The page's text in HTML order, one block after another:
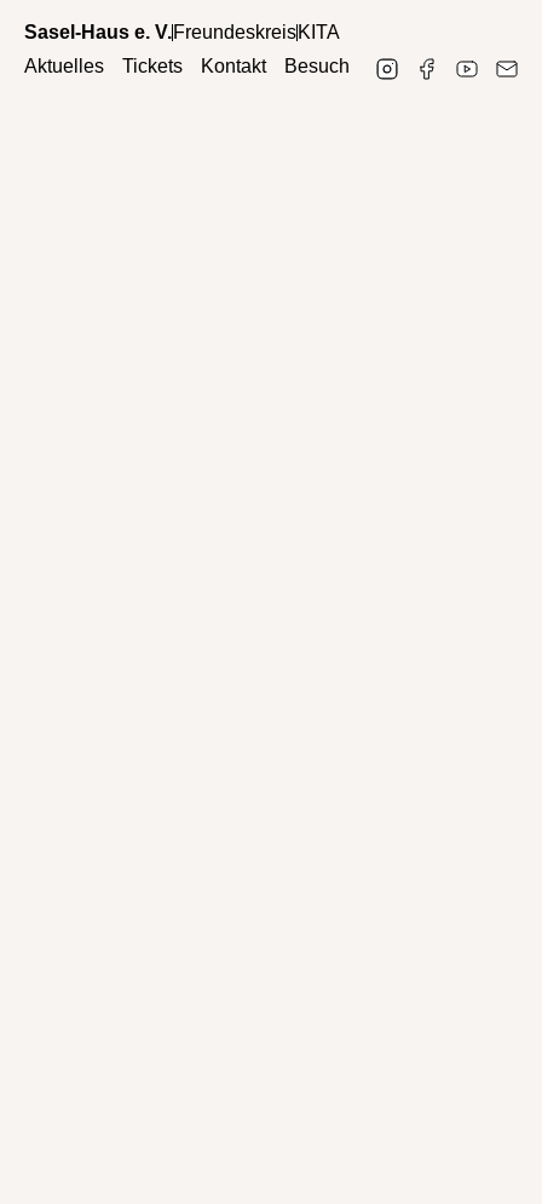
Sasel-Haus e. V.FreundeskreisKITA
Aktuelles
Tickets Kontakt Besuch